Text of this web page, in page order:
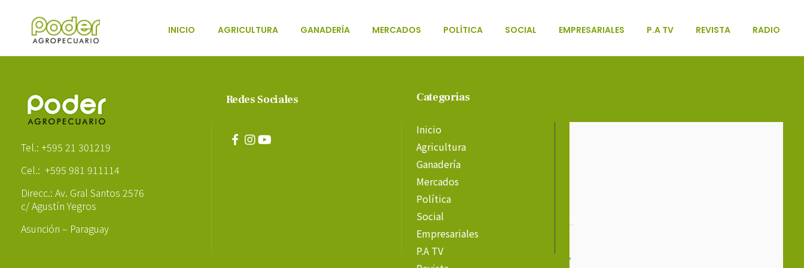
INICIO AGRICULTURA GANADERÍA MERCADOS POLÍTICA SOCIAL EMPRESARIALES P.A TV REVISTA RADIO
Tel.: +595 21 301219
Cel.: +595 981 911114
Direcc.: Av. Gral Santos 2576
c/ Agustín Yegros
Asunción – Paraguay
Redes Sociales Categorías
Inicio
Agricultura
Ganadería
Mercados
Política
Social
Empresariales
P.A TV